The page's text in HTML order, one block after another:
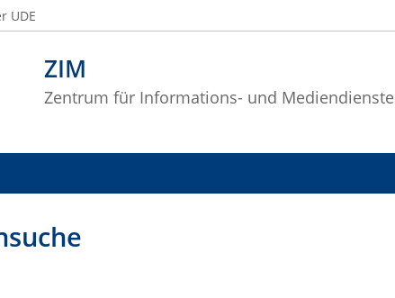
ZIM
Zentrum für Informations- und Mediendienste
UDE